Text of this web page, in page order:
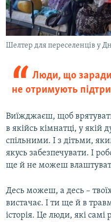
Шелтер для переселенців у
Люди, що
не отримують
Виїжджаєш, щоб
в якійсь кімнатці, у якій
спільними. І з дітьми,
якусь забезпечувати. І
ще й не можеш
Десь можеш, а десь –
вистачає. І ти ще й в
історія. Це люди, які